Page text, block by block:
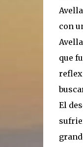
con
que
El